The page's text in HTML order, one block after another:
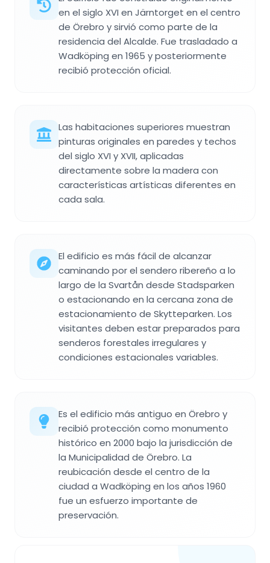
en el siglo XVI en Järntorget en el centro
de Örebro y sirvió como parte de la
residencia del Alcalde. Fue trasladado a
Wadköping en 1965 y posteriormente
recibió protección oficial.
Las habitaciones superiores muestran
pinturas originales en paredes y techos
del siglo XVI y XVII, aplicadas
directamente sobre la madera con
características artísticas diferentes en
cada sala.
El edificio es más fácil de alcanzar
caminando por el sendero ribereño a lo
largo de la Svartån desde Stadsparken
o estacionando en la cercana zona de
estacionamiento de Skytteparken. Los
visitantes deben estar preparados para
senderos forestales irregulares y
condiciones estacionales variables.
Es el edificio más antiguo en Örebro y
recibió protección como monumento
histórico en 2000 bajo la jurisdicción de
la Municipalidad de Örebro. La
reubicación desde el centro de la
ciudad a Wadköping en los años 1960
fue un esfuerzo importante de
preservación.